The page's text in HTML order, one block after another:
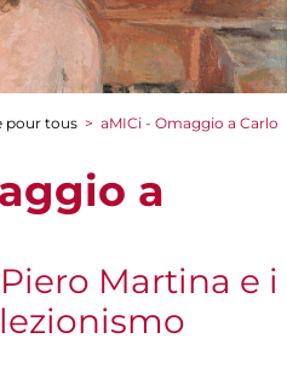
pour tous > aMICi - Omaggio a Carlo
a
Martina e i